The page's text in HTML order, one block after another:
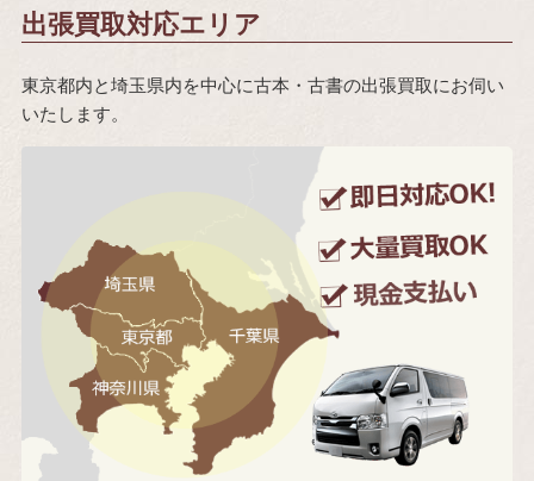
出張買取対応エリア
東京都内と埼玉県内を中心に古本・古書の出張買取にお伺い
いたします。